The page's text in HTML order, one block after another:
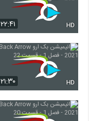
۲۲:۴۱ HD
۲۱:۳۰ HD